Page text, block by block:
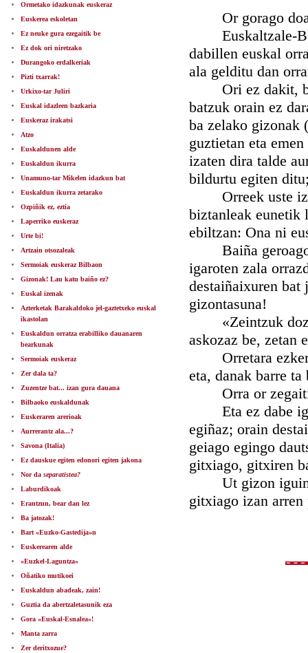
Ormetako idazkunak euskeraz
Euskerea eskoletan
Ez neuke gura ezegaitik be
Ez dok ori niretzako
Durangoko erdalkeriak
Pizti txarrak!
Urkixo-tar Juliri
Euskal idazleen bazkaria
Euskeraz irakatsi
Atzo
Euskaldunen alde
Euskaldun ikurra
Unamuno-tar Mikelen idazkun bat
Euskaldun ikurra zetarako
Ozpiñik ez, eztia
Laperriko euskeraz
Urte bi!
Artzain otsozaleak
Sermoiak euskeraz Bilbaon
Gizonak! Lau katu baiño ez?
Euskal izenak
Azterketak Barakaldoko jel-gaztetxeko euskal
ikastolan
Euskaldun orratza erabilliko dauanaren
bearkunak
Sermoiak euskeraz
Zer dala ta?
Zuzentze bat... izan gura dauana
Bilbaoko euskaldunak
Euskeraren arerioak
Aurrerantz ala...?
Savona (Italia)
Ez dauskue egiten edonori egiten jakona
Nor da separatistea?
Laburdikoak
Erantzun, bear dan lez
Ba jatozak!
Bart «Euzko-Gastedija»n
Euskerearen alde
«Euzkel-Laguntza»
Oñatiko mutikoei
Euskaldun abadeak, zain!
Guztia da abertzaletasunik eza
Gora «Euskal-Esnalea»!
Manta zarra
Zer deritxozue?
Or gorago
Euskaltzale-
dabillen euskal
ala gelditu dan
Ori ez dakit,
batzuk orain ez
ba zelako gizonak
guztietan eta
izaten dira talde
bildurtu egiten
Orreek uste
biztanleak eunetik
ebiltzan: Ona ni
Baiña geroago,
igaroten zala
destaiñaixuren bat
gizontasuna!
«Zeintzuk
askozaz be, zetan
Orretara
eta, danak barre
Orra or zegaitik
Eta ez dabe
egiñaz; orain
geiago egingo
gitxiago, gitxiren
Ut gizon
gitxiago izan arren